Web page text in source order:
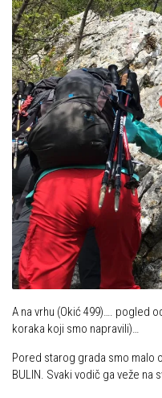
A na vrhu (Okić 499)…. pogled
koraka koji smo napravili)…
Pored starog grada smo malo
BULIN. Svaki vodič ga veže na